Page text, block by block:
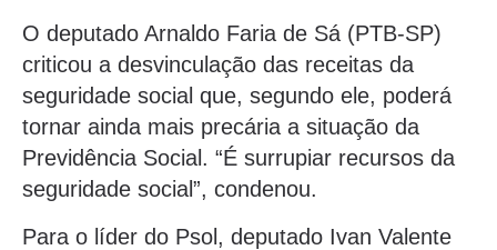
O deputado Arnaldo Faria de Sá (PTB-SP)
criticou a desvinculação das receitas da
seguridade social que, segundo ele, poderá
tornar ainda mais precária a situação da
Previdência Social. “É surrupiar recursos da
seguridade social”, condenou.
Para o líder do Psol, deputado Ivan Valente